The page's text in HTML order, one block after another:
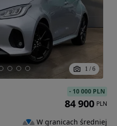
1 / 6
- 10 000 PLN
84 900 PLN
W granicach średniej